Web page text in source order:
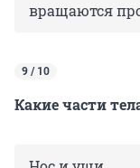
вращаются
9 / 10
Какие части